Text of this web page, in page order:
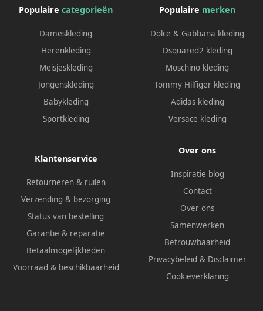
Populaire categorieën
Dameskleding
Herenkleding
Meisjeskleding
Jongenskleding
Babykleding
Sportkleding
Populaire merken
Dolce & Gabbana kleding
Dsquared2 kleding
Moschino kleding
Tommy Hilfiger kleding
Adidas kleding
Versace kleding
Klantenservice
Retourneren & ruilen
Verzending & bezorging
Status van bestelling
Garantie & reparatie
Betaalmogelijkheden
Voorraad & beschikbaarheid
Over ons
Inspiratie blog
Contact
Over ons
Samenwerken
Betrouwbaarheid
Privacybeleid & Disclaimer
Cookieverklaring